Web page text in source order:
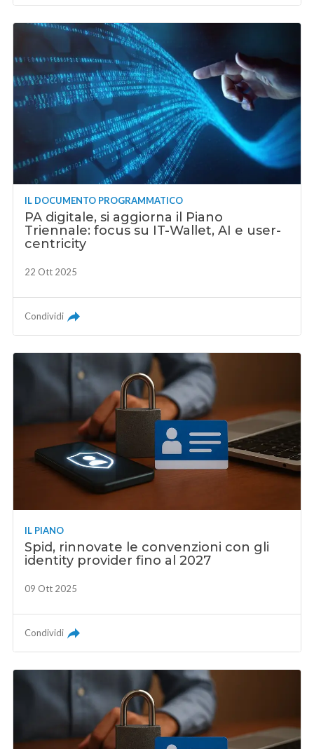
IL DOCUMENTO PROGRAMMATICO
PA digitale, si aggiorna il Piano
Triennale: focus su IT-Wallet, AI e user-
centricity
22 Ott 2025
Condividi
IL PIANO
Spid, rinnovate le convenzioni con gli
identity provider fino al 2027
09 Ott 2025
Condividi